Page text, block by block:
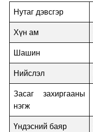
Нутаг дэвсгэр
Хүн ам
Шашин
Нийслэл
Засаг захиргааны
нэгж
Үндэсний баяр